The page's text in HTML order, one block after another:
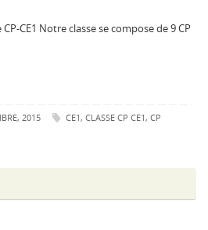
CE1 Notre classe se compose de 9 CP
2015 CE1, CLASSE CP CE1, CP